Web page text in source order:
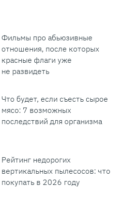
Фильмы про абьюзивные
отношения, после которых
красные флаги уже
не развидеть
Что будет, если съесть сырое
мясо: 7 возможных
последствий для организма
Рейтинг недорогих
вертикальных пылесосов: что
покупать в 2026 году